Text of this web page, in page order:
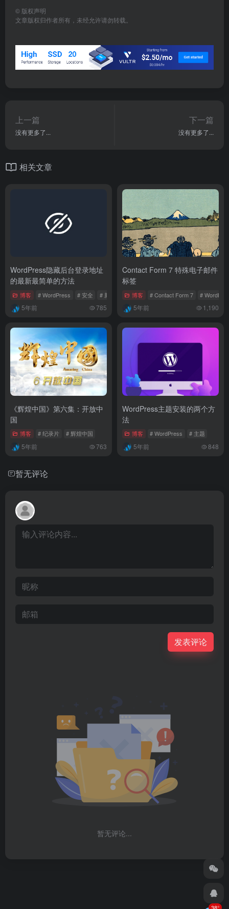
© 版权声明
文章版权归作者所有，未经允许请勿转载。
上一篇
没有更多了...
下一篇
没有更多了...
相关文章
WordPress隐藏后台登录地址
的最新最简单的方法
博客 # WordPress # 安全 # 新手教程
5年前 785
Contact Form 7 特殊电子邮件
标签
博客 # Contact Form 7 #
5年前 1,190
《辉煌中国》第六集：开放中
国
博客 # 纪录片 # 辉煌中国
5年前 763
WordPress主题安装的两个方
法
博客 # WordPress # 主题
5年前 848
暂无评论
发表评论
暂无评论...